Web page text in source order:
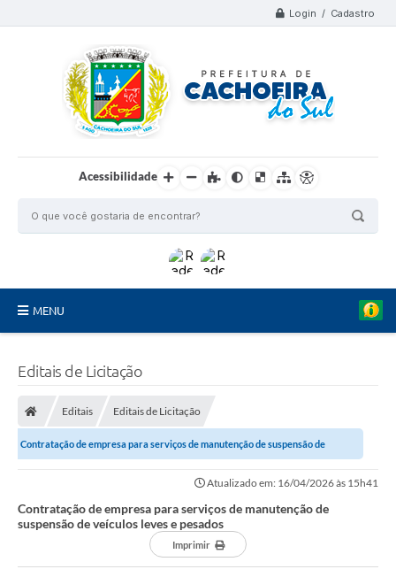
Login / Cadastro
Acessibilidade
MENU
Conselhos Municipais
Diário Oficial
Editais de Licitação
Editais Editais de Licitação
Contratação de empresa para serviços de manutenção de suspensão de
Atualizado em: 16/04/2026 às 15h41
Contratação de empresa para serviços de manutenção de
suspensão de veículos leves e pesados
Imprimir